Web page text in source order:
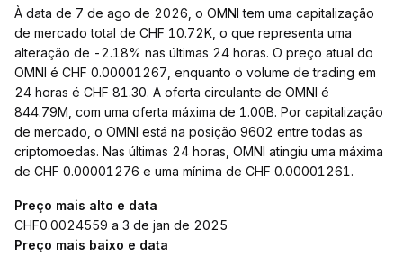
À data de 7 de ago de 2026, o OMNI tem uma capitalização
de mercado total de CHF 10.72K, o que representa uma
alteração de -2.18% nas últimas 24 horas. O preço atual do
OMNI é CHF 0.00001267, enquanto o volume de trading em
24 horas é CHF 81.30. A oferta circulante de OMNI é
844.79M, com uma oferta máxima de 1.00B. Por capitalização
de mercado, o OMNI está na posição 9602 entre todas as
criptomoedas. Nas últimas 24 horas, OMNI atingiu uma máxima
de CHF 0.00001276 e uma mínima de CHF 0.00001261.
Preço mais alto e data
CHF0.0024559 a 3 de jan de 2025
Preço mais baixo e data